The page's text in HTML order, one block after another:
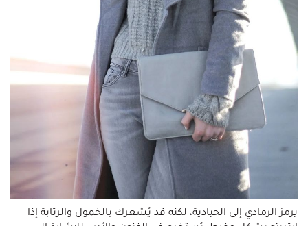
يرمز الرمادي إلى الحيادية، لكنه قد يُشعرك بالخمول والرتابة إذا